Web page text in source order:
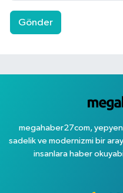
Gönder
megahaber27com,
sadelik ve modernizmi bir
insanlara haber